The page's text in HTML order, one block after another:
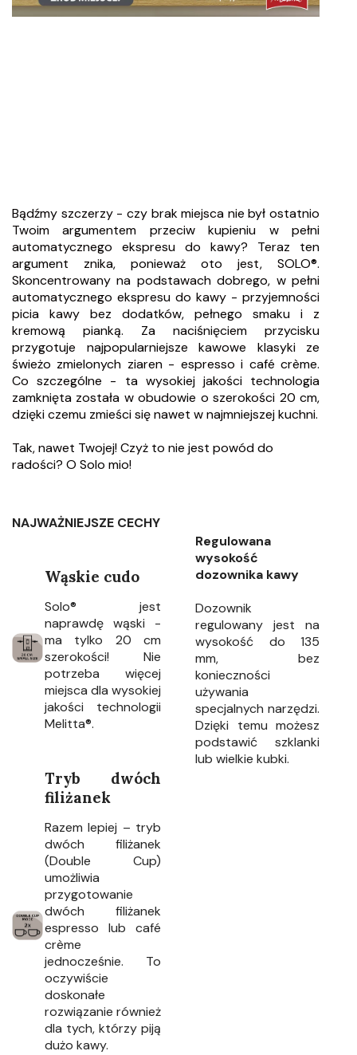
Bądźmy szczerzy - czy brak miejsca nie był ostatnio
Twoim argumentem przeciw kupieniu w pełni
automatycznego ekspresu do kawy? Teraz ten
argument znika, ponieważ oto jest, SOLO®.
Skoncentrowany na podstawach dobrego, w pełni
automatycznego ekspresu do kawy - przyjemności
picia kawy bez dodatków, pełnego smaku i z
kremową pianką. Za naciśnięciem przycisku
przygotuje najpopularniejsze kawowe klasyki ze
świeżo zmielonych ziaren - espresso i café crème.
Co szczególne - ta wysokiej jakości technologia
zamknięta została w obudowie o szerokości 20 cm,
dzięki czemu zmieści się nawet w najmniejszej kuchni.
Tak, nawet Twojej! Czyż to nie jest powód do
radości? O Solo mio!
NAJWAŻNIEJSZE CECHY
Wąskie cudo
Solo® jest
naprawdę wąski -
ma tylko 20 cm
szerokości! Nie
potrzeba więcej
miejsca dla wysokiej
jakości technologii
Melitta®.
Regulowana
wysokość
dozownika kawy
Dozownik
regulowany jest na
wysokość do 135
mm, bez
konieczności
używania
specjalnych narzędzi.
Dzięki temu możesz
podstawić szklanki
lub wielkie kubki.
Tryb dwóch
filiżanek
Razem lepiej – tryb
dwóch filiżanek
(Double Cup)
umożliwia
przygotowanie
dwóch filiżanek
espresso lub café
crème
jednocześnie. To
oczywiście
doskonałe
rozwiązanie również
dla tych, którzy piją
dużo kawy.